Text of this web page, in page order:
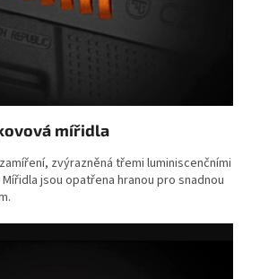
mířidla
zvýrazněná třemi luminiscenčními
jsou opatřena hranou pro snadnou